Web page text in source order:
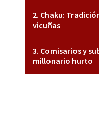
Chaku:
vicuñas
Comisarios y
millonario hurto